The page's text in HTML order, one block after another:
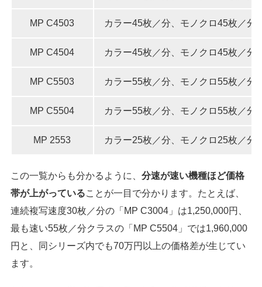
MP C4503 カラー45枚／分、モノクロ45枚／分
MP C4504 カラー45枚／分、モノクロ45枚／分
MP C5503 カラー55枚／分、モノクロ55枚／分
MP C5504 カラー55枚／分、モノクロ55枚／分
MP 2553 カラー25枚／分、モノクロ25枚／分
この一覧からも分かるように、 分速が速い機種ほど価格
帯が上がっていることが一目で分かります。たとえば、
連続複写速度30枚／分の「MP C3004」は1,250,000円、
最も速い55枚／分クラスの「MP C5504」では1,960,000
円と、同シリーズ内でも70万円以上の価格差が生じてい
ます。